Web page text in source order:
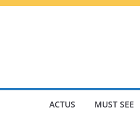
ACTUS MUST SEE